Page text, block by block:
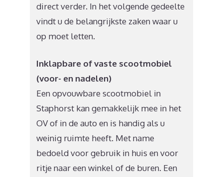
direct verder. In het volgende gedeelte
vindt u de belangrijkste zaken waar u
op moet letten.
Inklapbare of vaste scootmobiel
(voor- en nadelen)
Een opvouwbare scootmobiel in
Staphorst kan gemakkelijk mee in het
OV of in de auto en is handig als u
weinig ruimte heeft. Met name
bedoeld voor gebruik in huis en voor
ritje naar een winkel of de buren. Een